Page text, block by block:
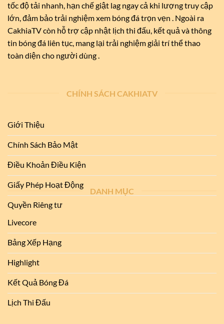
tốc độ tải nhanh, hạn chế giật lag ngay cả khi lượng truy cập
lớn, đảm bảo trải nghiệm xem bóng đá trọn vẹn . Ngoài ra
CakhiaTV còn hỗ trợ cập nhật lịch thi đấu, kết quả và thông
tin bóng đá liên tục, mang lại trải nghiệm giải trí thể thao
toàn diện cho người dùng .
CHÍNH SÁCH CAKHIATV
Giới Thiệu
Chính Sách Bảo Mật
Điều Khoản Điều Kiện
Giấy Phép Hoạt Động
Quyền Riêng tư
DANH MỤC
Livecore
Bảng Xếp Hạng
Highlight
Kết Quả Bóng Đá
Lịch Thi Đấu